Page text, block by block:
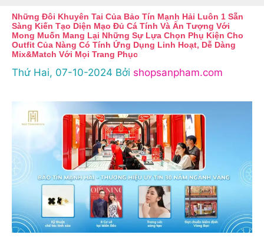
Những Đôi Khuyên Tai Của Bảo Tín Mạnh Hải Luôn 1 Sẵn
Sàng Kiến Tạo Diện Mạo Đủ Cá Tính Và Ấn Tượng Với
Mong Muốn Mang Lại Những Sự Lựa Chọn Phụ Kiện Cho
Outfit Của Nàng Có Tính Ứng Dụng Linh Hoạt, Dễ Dàng
Mix&match Với Mọi Trang Phục
Thứ Hai, 07-10-2024 Bởi shopsanpham.com